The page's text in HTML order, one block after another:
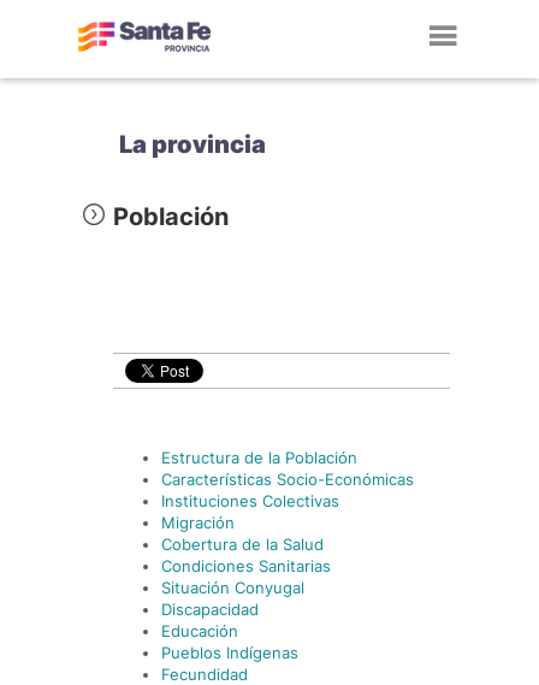
La provincia
Población
Estructura de la Población
Características Socio-Económicas
Instituciones Colectivas
Migración
Cobertura de la Salud
Condiciones Sanitarias
Situación Conyugal
Discapacidad
Educación
Pueblos Indígenas
Fecundidad